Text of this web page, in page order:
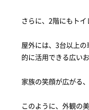
さらに、2階にもトイ
屋外には、3台以上
的に活用できる広い
家族の笑顔が広がる
このように、外観の